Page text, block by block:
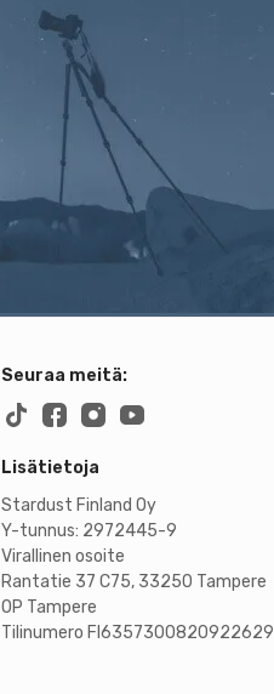
Seuraa meitä:
Lisätietoja
Stardust Finland Oy
Y-tunnus: 2972445-9
Virallinen osoite
Rantatie 37 C75, 33250 Tampere
OP Tampere
Tilinumero FI6357300820922629